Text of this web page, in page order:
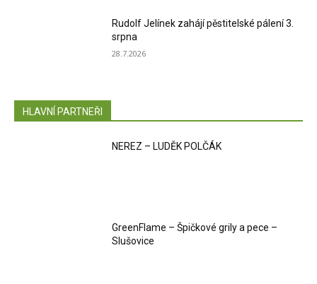
Rudolf Jelínek zahájí pěstitelské pálení 3.
srpna
28.7.2026
HLAVNÍ PARTNEŘI
NEREZ – LUDĚK POLČÁK
GreenFlame – Špičkové grily a pece –
Slušovice